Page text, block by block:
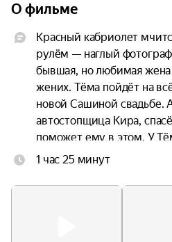
О фильме
Красный кабриолет
рулём — наглый
бывшая, но любимая
жених. Тёма пойдёт на
новой Сашиной свадьбе.
автостопщица Кира,
поможет ему в этом. У
путь через всю страну,
тормоза.
1 час 25 минут